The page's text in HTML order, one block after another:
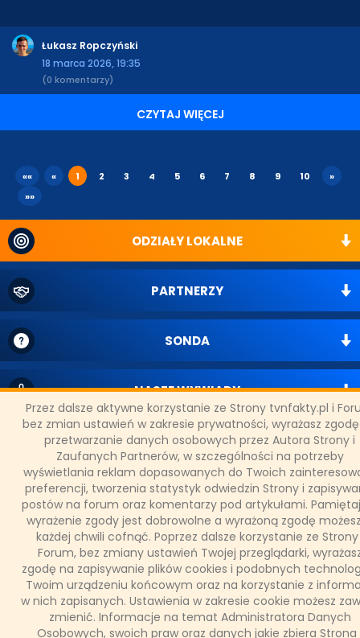
Przez dalsze aktywne korzystanie ze Strony tvnfakty.pl i
bez zmian ustawień w zakresie prywatności, wyrażasz
przetwarzanie danych osobowych przez Autora Strony i
Zaufanych Partnerów, w szczególności na potrzeby
wyświetlania reklam dopasowanych do Twoich
preferencji, tworzenia statystyk odwiedzin Strony i
postów na forum oraz komentarzy pod artykułami.
wyrażenie zgody jest dobrowolne a wyrażoną zgodę
każdej chwili cofnąć. Poprzez dalsze korzystanie ze
Forum, bez zmiany ustawień Twojej przeglądarki,
zgodę na zapisywanie plików cookies i podobnych
Twoim urządzeniu końcowym oraz na korzystanie z
w nich zapisanych. Ustawienia w zakresie cookie możesz
zmienić. Informacje na temat Administratora Danych
Osobowych, swoich praw oraz danych jakie zbiera Strona
ODZIAŁY LOKALNE
PARTNERZY
SONDA
Łukasz Ropczyński
18 marca 2026, 19:35
(0 komentarzy)
CZYTAJ WIĘCEJ
«« « 1 2 3 4 5 6 7 8 9 10
»
»»
NASZE WYWIADY
FAKTY TVN
WAŻNE RELACJE
Copyright © 2011 - 2026 bywww.tvnfakty.pl | Wszystkie prawa
zastrzeżone.